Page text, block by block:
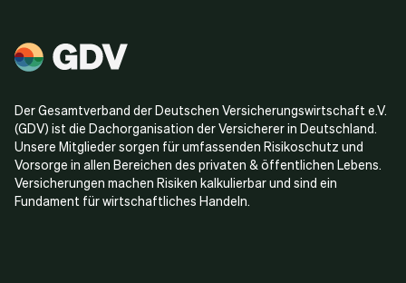
Der Gesamtverband der Deutschen Versicherungswirtschaft e.V.
(GDV) ist die Dachorganisation der Versicherer in Deutschland.
Unsere Mitglieder sorgen für umfassenden Risikoschutz und
Vorsorge in allen Bereichen des privaten & öffentlichen Lebens.
Versicherungen machen Risiken kalkulierbar und sind ein
Fundament für wirtschaftliches Handeln.